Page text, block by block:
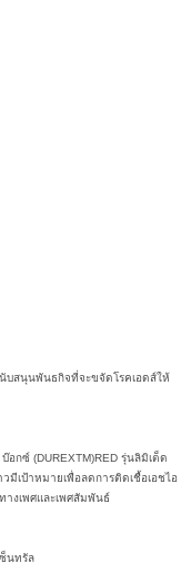
นับสนุนพันธกิจที่จะขจัดโรคเอดส์ให้
กซ์ (DUREXTM)RED รุ่นลิมิเต็ด
มีเป้าหมายเพื่อลดการติดเชื้อเอชไอ
งเพศและเพศสัมพันธ์
นทรัล